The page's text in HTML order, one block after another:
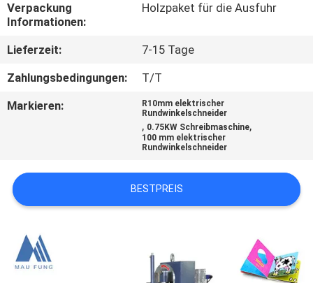
KONTAKT
MIT
UNS
NACHRICHT
SITEMAP
DATENSCHUTZRICHTLINIE
Verpackung
Informationen:
Holzpaket für die Ausfuhr
Lieferzeit:
7-15 Tage
Zahlungsbedingungen:
T/T
Markieren:
R10mm elektrischer
Rundwinkelschneider
, 0.75KW Schreibmaschine,
100 mm elektrischer
Rundwinkelschneider
BESTPREIS